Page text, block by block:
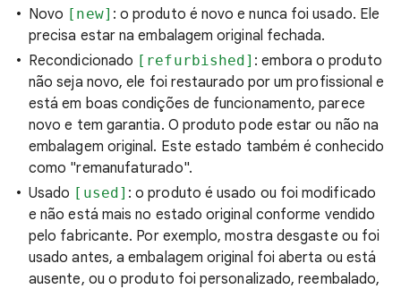
Novo [new] : o produto é novo e nunca foi usado. Ele
precisa estar na embalagem original fechada.
Recondicionado [refurbished] : embora o produto
não seja novo, ele foi restaurado por um profissional e
está em boas condições de funcionamento, parece
novo e tem garantia. O produto pode estar ou não na
embalagem original. Este estado também é conhecido
como "remanufaturado".
Usado [used] : o produto é usado ou foi modificado
e não está mais no estado original conforme vendido
pelo fabricante. Por exemplo, mostra desgaste ou foi
usado antes, a embalagem original foi aberta ou está
ausente, ou o produto foi personalizado, reembalado,